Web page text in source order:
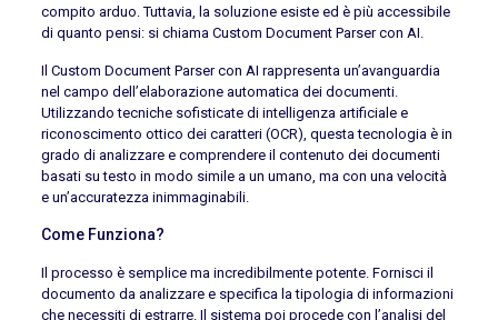
compito arduo. Tuttavia, la soluzione esiste ed è più accessibile
di quanto pensi: si chiama Custom Document Parser con AI.
Il Custom Document Parser con AI rappresenta un’avanguardia
nel campo dell’elaborazione automatica dei documenti.
Utilizzando tecniche sofisticate di intelligenza artificiale e
riconoscimento ottico dei caratteri (OCR), questa tecnologia è in
grado di analizzare e comprendere il contenuto dei documenti
basati su testo in modo simile a un umano, ma con una velocità
e un’accuratezza inimmaginabili.
Come Funziona?
Il processo è semplice ma incredibilmente potente. Fornisci il
documento da analizzare e specifica la tipologia di informazioni
che necessiti di estrarre. Il sistema poi procede con l’analisi del